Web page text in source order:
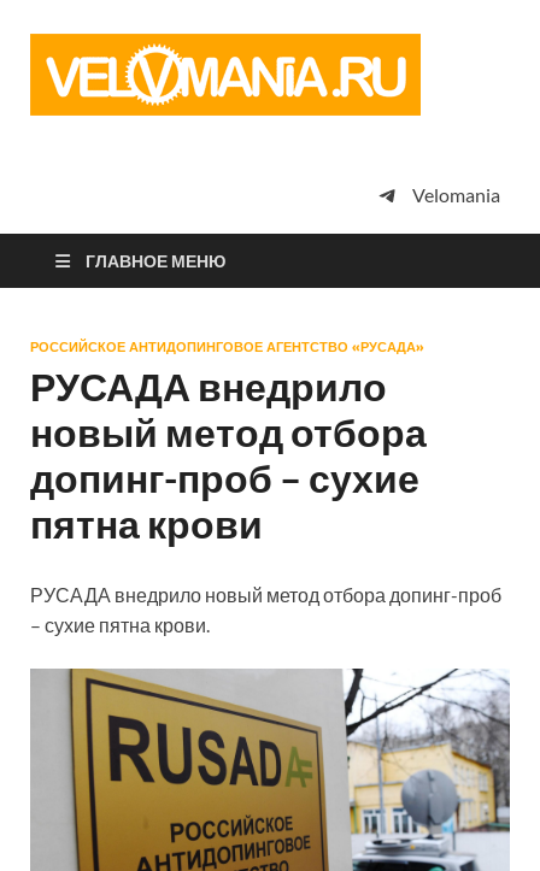
просто
Velomania
ГЛАВНОЕ МЕНЮ
РОССИЙСКОЕ АНТИДОПИНГОВОЕ АГЕНТСТВО «РУСАДА»
РУСАДА внедрило
новый метод отбора
допинг-проб – сухие
пятна крови
РУСАДА внедрило новый метод отбора допинг-проб
– сухие пятна крови.